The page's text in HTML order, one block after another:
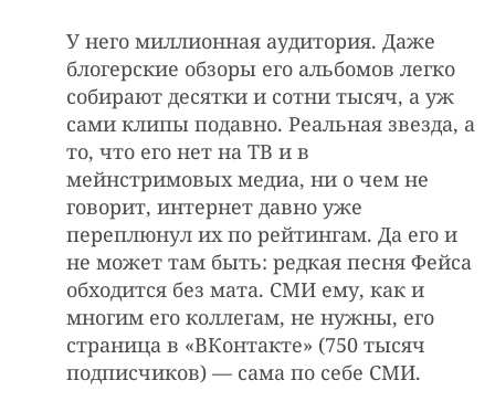
У него миллионная аудитория. Даже
блогерские обзоры его альбомов легко
собирают десятки и сотни тысяч, а уж
сами клипы подавно. Реальная звезда, а
то, что его нет на ТВ и в
мейнстримовых медиа, ни о чем не
говорит, интернет давно уже
переплюнул их по рейтингам. Да его и
не может там быть: редкая песня Фейса
обходится без мата. СМИ ему, как и
многим его коллегам, не нужны, его
страница в «ВКонтакте» (750 тысяч
подписчиков) — сама по себе СМИ.